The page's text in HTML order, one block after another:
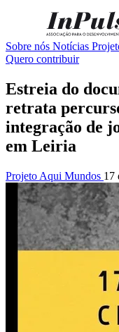
Sobre nós Notícias
Quero contribuir
Estreia do
retrata
integração de
em Leiria
Projeto Aqui Mundos 17